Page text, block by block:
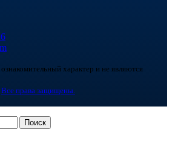
характер и не являются
Все права защищены.
Поиск